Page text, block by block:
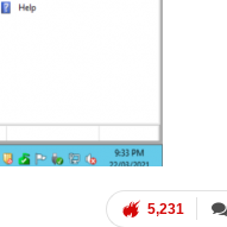
5,231